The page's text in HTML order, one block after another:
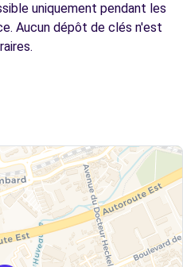
uniquement pendant les
Aucun dépôt de clés n'est